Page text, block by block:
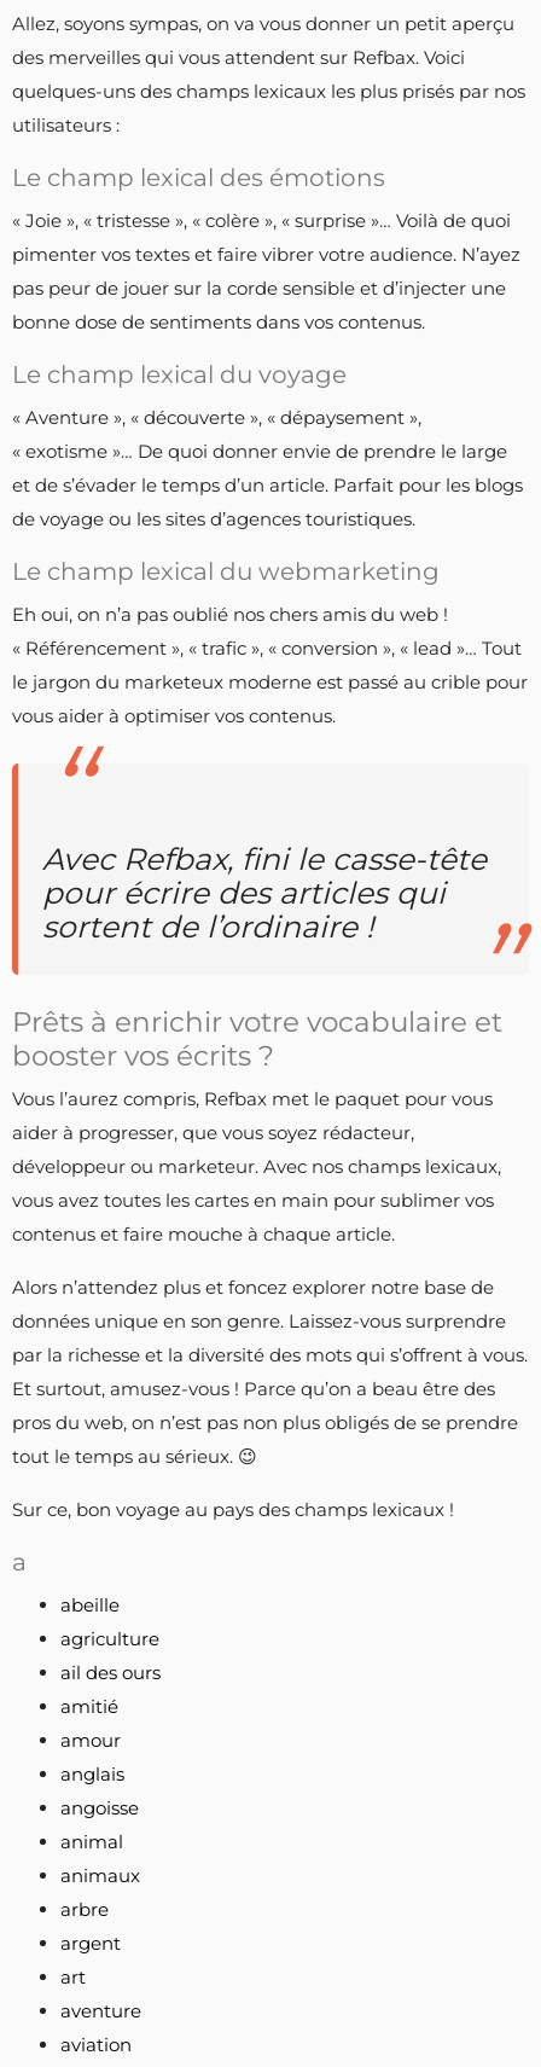
Allez, soyons sympas, on va vous donner un petit aperçu
des merveilles qui vous attendent sur Refbax. Voici
quelques-uns des champs lexicaux les plus prisés par nos
utilisateurs :
Le champ lexical des émotions
« Joie », « tristesse », « colère », « surprise »… Voilà de quoi
pimenter vos textes et faire vibrer votre audience. N’ayez
pas peur de jouer sur la corde sensible et d’injecter une
bonne dose de sentiments dans vos contenus.
Le champ lexical du voyage
« Aventure », « découverte », « dépaysement »,
« exotisme »… De quoi donner envie de prendre le large
et de s’évader le temps d’un article. Parfait pour les blogs
de voyage ou les sites d’agences touristiques.
Le champ lexical du webmarketing
Eh oui, on n’a pas oublié nos chers amis du web !
« Référencement », « trafic », « conversion », « lead »… Tout
le jargon du marketeux moderne est passé au crible pour
vous aider à optimiser vos contenus.
Avec Refbax, fini le casse-tête
pour écrire des articles qui
sortent de l’ordinaire !
Prêts à enrichir votre vocabulaire et
booster vos écrits ?
Vous l’aurez compris, Refbax met le paquet pour vous
aider à progresser, que vous soyez rédacteur,
développeur ou marketeur. Avec nos champs lexicaux,
vous avez toutes les cartes en main pour sublimer vos
contenus et faire mouche à chaque article.
Alors n’attendez plus et foncez explorer notre base de
données unique en son genre. Laissez-vous surprendre
par la richesse et la diversité des mots qui s’offrent à vous.
Et surtout, amusez-vous ! Parce qu’on a beau être des
pros du web, on n’est pas non plus obligés de se prendre
tout le temps au sérieux. 😉
Sur ce, bon voyage au pays des champs lexicaux !
a
abeille
agriculture
ail des ours
amitié
amour
anglais
angoisse
animal
animaux
arbre
argent
art
aventure
aviation